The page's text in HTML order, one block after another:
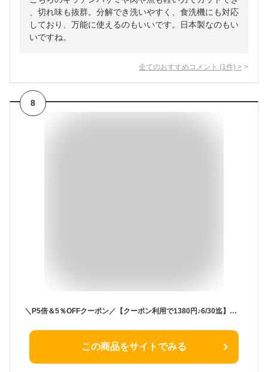
、切れ味も抜群。分解でき洗いやすく、食洗機にも対応
しており、万能に使えるのもいいです。日本製なのもい
いですね。
全てのおすすめコメント (1 件) >
8
＼P5倍＆5％OFFクーポン／【クーポン利用で1380円♪6/30迄】キッチンバサミ オールステンレス キッチンはさみ 分解 食洗器対応 ケース付き 料理はさみ ステンレス 料理ばさみ 分解式 洗える 調理用ハサミ 栓抜き 蓋開け 缶開け 食器洗 持ち運び キッチンハサミ 継ぎ目なし
この商品をサイトでみる